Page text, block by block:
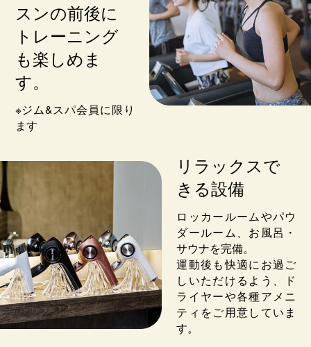
スンの前後に
トレーニング
も楽しめま
す。
※ジム&スパ会員に限り
ます
リラックスで
きる設備
ロッカールームやパウ
ダールーム、お風呂・
サウナを完備。
運動後も快適にお過ご
しいただけるよう、ド
ライヤーや各種アメニ
ティをご用意していま
す。